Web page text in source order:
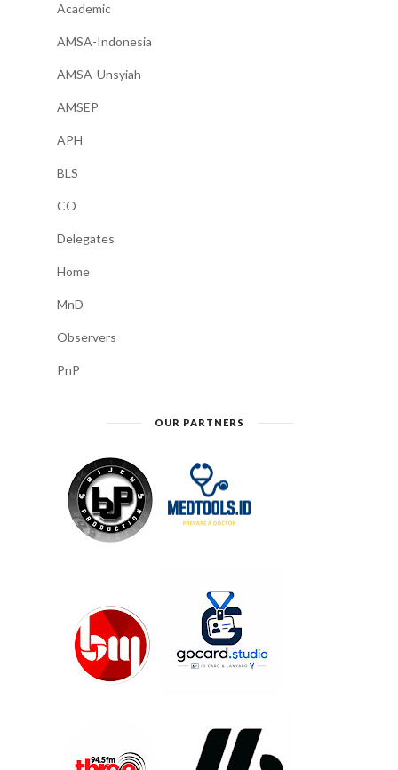
Academic
AMSA-Indonesia
AMSA-Unsyiah
AMSEP
APH
BLS
CO
Delegates
Home
MnD
Observers
PnP
OUR PARTNERS